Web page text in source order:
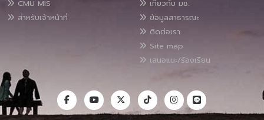
CMU MIS
สำหรับเจ้าหน้าที่
เกี่ยวกับ มช.
ข้อมูลสาธารณะ
ติดต่อเรา
Site map
เสนอแนะ/ร้องเรียน